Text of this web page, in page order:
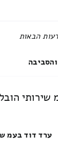
All
שירותי
ערד דוד בעמ